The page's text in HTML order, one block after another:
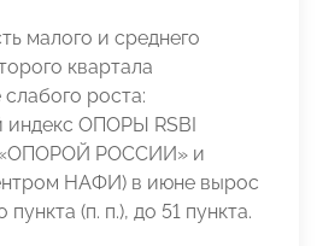
малого и среднего
квартала
роста:
ОПОРЫ RSBI
«ОПОРОЙ РОССИИ» и
НАФИ) в июне вырос
(п. п.), до 51 пункта.